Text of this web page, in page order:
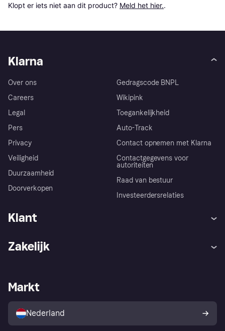
Klopt er iets niet aan dit product? Meld het hier..
Klarna
Over ons
Careers
Legal
Pers
Privacy
Veiligheid
Duurzaamheid
Doorverkopen
Gedragscode BNPL
Wikipink
Toegankelijkheid
Auto-Track
Contact opnemen met Klarna
Contactgegevens voor
autoriteiten
Raad van bestuur
Investeerdersrelaties
Klant
Winkeloverzicht
Kopersbescherming voor
consumenten
Zakelijk
Zakelijke login
Markt
Nederland